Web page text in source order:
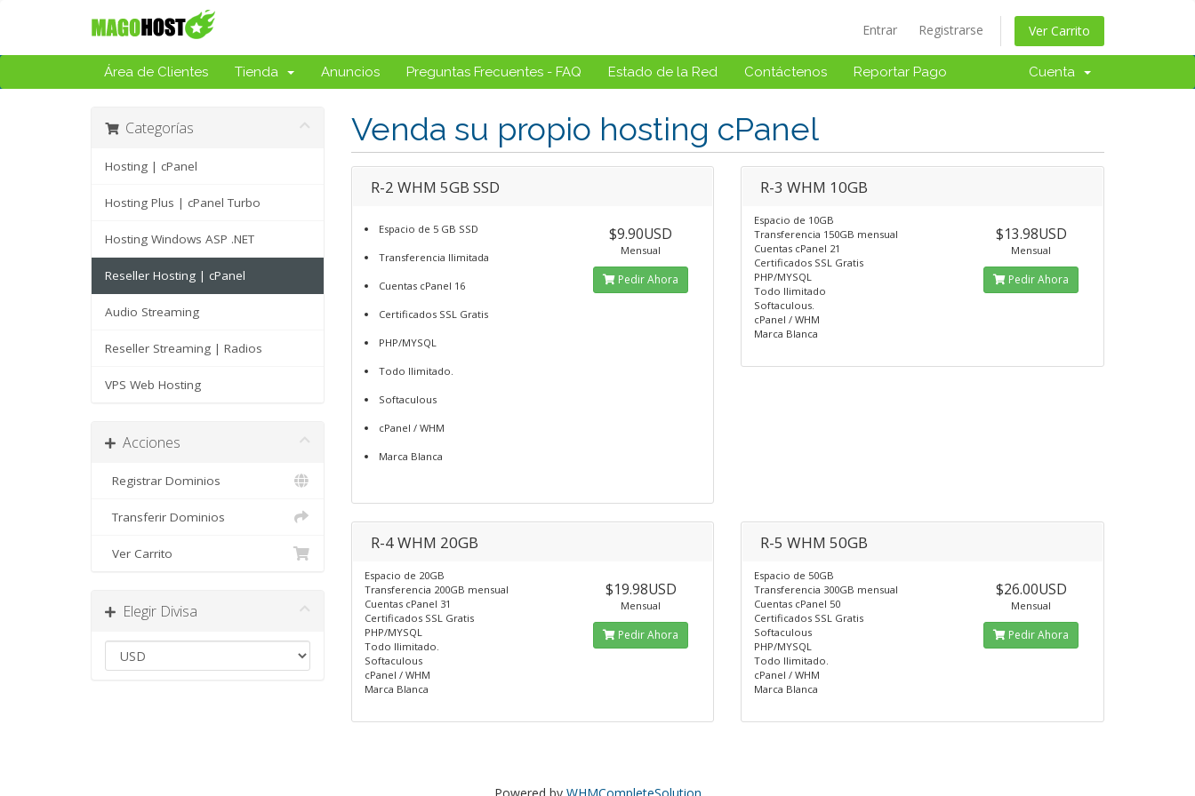
Entrar Registrarse Ver Carrito
Área de Clientes Tienda Anuncios Preguntas Frecuentes - FAQ Estado de la Red Contáctenos Reportar Pago Cuenta
Categorías
Hosting | cPanel
Hosting Plus | cPanel Turbo
Hosting Windows ASP .NET
Reseller Hosting | cPanel
Audio Streaming
Reseller Streaming | Radios
VPS Web Hosting
Acciones
Registrar Dominios
Transferir Dominios
Ver Carrito
Elegir Divisa
Venda su propio hosting cPanel
R-2 WHM 5GB SSD
Espacio de 5 GB SSD
Transferencia Ilimitada
Cuentas cPanel 16
Certificados SSL Gratis
PHP/MYSQL
Todo Ilimitado.
Softaculous
cPanel / WHM
Marca Blanca
$9.90USD
Mensual
Pedir Ahora
R-3 WHM 10GB
Espacio de 10GB
Transferencia 150GB mensual
Cuentas cPanel 21
Certificados SSL Gratis
PHP/MYSQL
Todo Ilimitado
Softaculous.
cPanel / WHM
Marca Blanca
$13.98USD
Mensual
Pedir Ahora
R-4 WHM 20GB
Espacio de 20GB
Transferencia 200GB mensual
Cuentas cPanel 31
Certificados SSL Gratis
PHP/MYSQL
Todo Ilimitado.
Softaculous
cPanel / WHM
Marca Blanca
$19.98USD
Mensual
Pedir Ahora
R-5 WHM 50GB
Espacio de 50GB
Transferencia 300GB mensual
Cuentas cPanel 50
Certificados SSL Gratis
Softaculous
PHP/MYSQL
Todo Ilimitado.
cPanel / WHM
Marca Blanca
$26.00USD
Mensual
Pedir Ahora